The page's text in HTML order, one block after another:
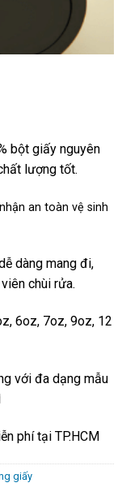
bột giấy nguyên
lượng tốt.
an toàn vệ sinh
dàng mang đi,
chùi rửa.
6oz, 7oz, 9oz, 12
với đa dạng mẫu
phí tại TP.HCM
giấy